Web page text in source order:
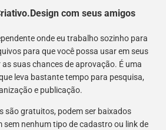
com seus amigos
onde eu trabalho sozinho para
para que você possa usar em seus
suas chances de aprovação. É uma
leva bastante tempo para pesquisa,
e publicação.
são gratuitos, podem ser baixados
sem nenhum tipo de cadastro ou link de